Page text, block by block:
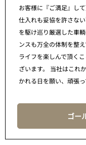
お客様に『ご満足』し
仕入れも妥協を許さな
を駆け巡り厳選した車
ンスも万全の体制を整
ライフを楽しんで頂く
ざいます。 当社はこれ
かれる日を願い、頑張っ
ゴー